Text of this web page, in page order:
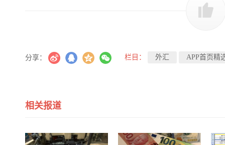
分享： 栏目： 外汇 APP首页精
相关报道